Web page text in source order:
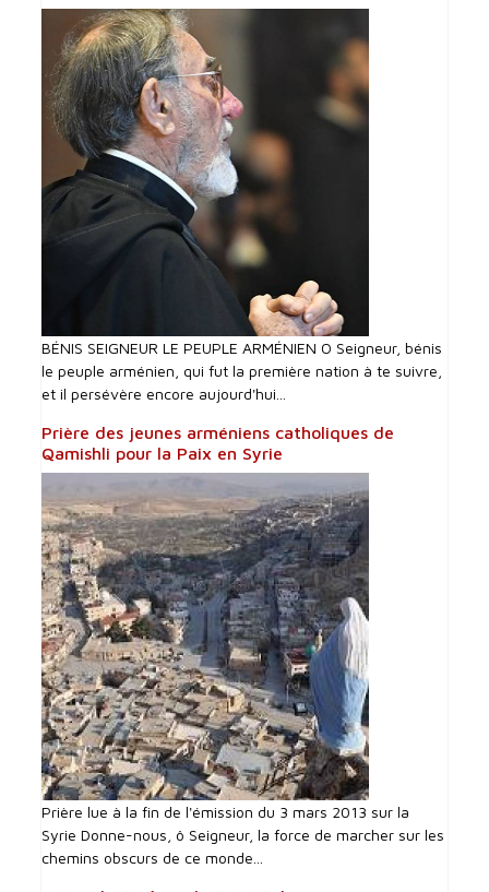
BÉNIS SEIGNEUR LE PEUPLE ARMÉNIEN O Seigneur, bénis
le peuple arménien, qui fut la première nation à te suivre,
et il persévère encore aujourd'hui...
Prière des jeunes arméniens catholiques de
Qamishli pour la Paix en Syrie
Prière lue à la fin de l'émission du 3 mars 2013 sur la
Syrie Donne-nous, ô Seigneur, la force de marcher sur les
chemins obscurs de ce monde...